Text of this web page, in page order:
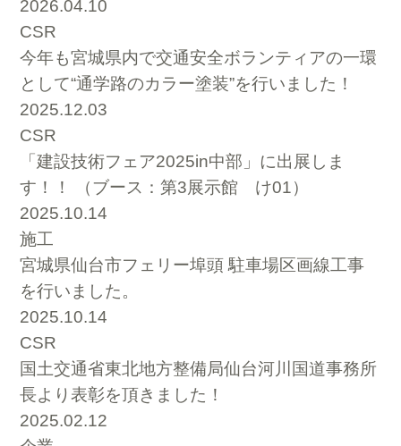
2026.04.10
CSR
今年も宮城県内で交通安全ボランティアの一環
として“通学路のカラー塗装”を行いました！
2025.12.03
CSR
「建設技術フェア2025in中部」に出展しま
す！！ （ブース：第3展示館 け01）
2025.10.14
施工
宮城県仙台市フェリー埠頭 駐車場区画線工事
を行いました。
2025.10.14
CSR
国土交通省東北地方整備局仙台河川国道事務所
長より表彰を頂きました！
2025.02.12